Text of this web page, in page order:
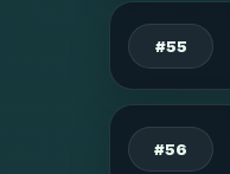
#55
#56